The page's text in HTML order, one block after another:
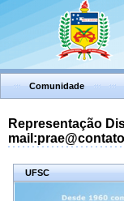
Comunidade
Representação
UFSC